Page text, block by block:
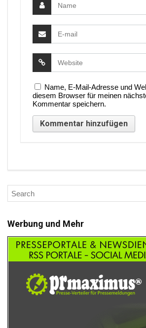
Name, E-Mail-Adresse und
diesem Browser für meinen
Kommentar speichern.
Werbung und Mehr